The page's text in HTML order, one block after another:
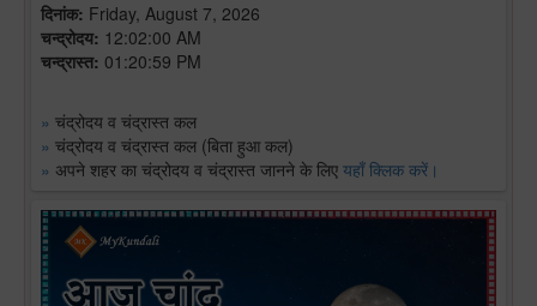
दिनांक: Friday, August 7, 2026
चन्द्रोदय: 12:02:00 AM
चन्द्रास्त: 01:20:59 PM
» चंद्रोदय व चंद्रास्त कल
» चंद्रोदय व चंद्रास्त कल (बिता हुआ कल)
» अपने शहर का चंद्रोदय व चंद्रास्त जानने के लिए यहाँ क्लिक करें।